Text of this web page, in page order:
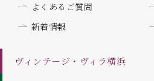
よくあるご質問
新着情報
ヴィンテージ・ヴィラ横浜